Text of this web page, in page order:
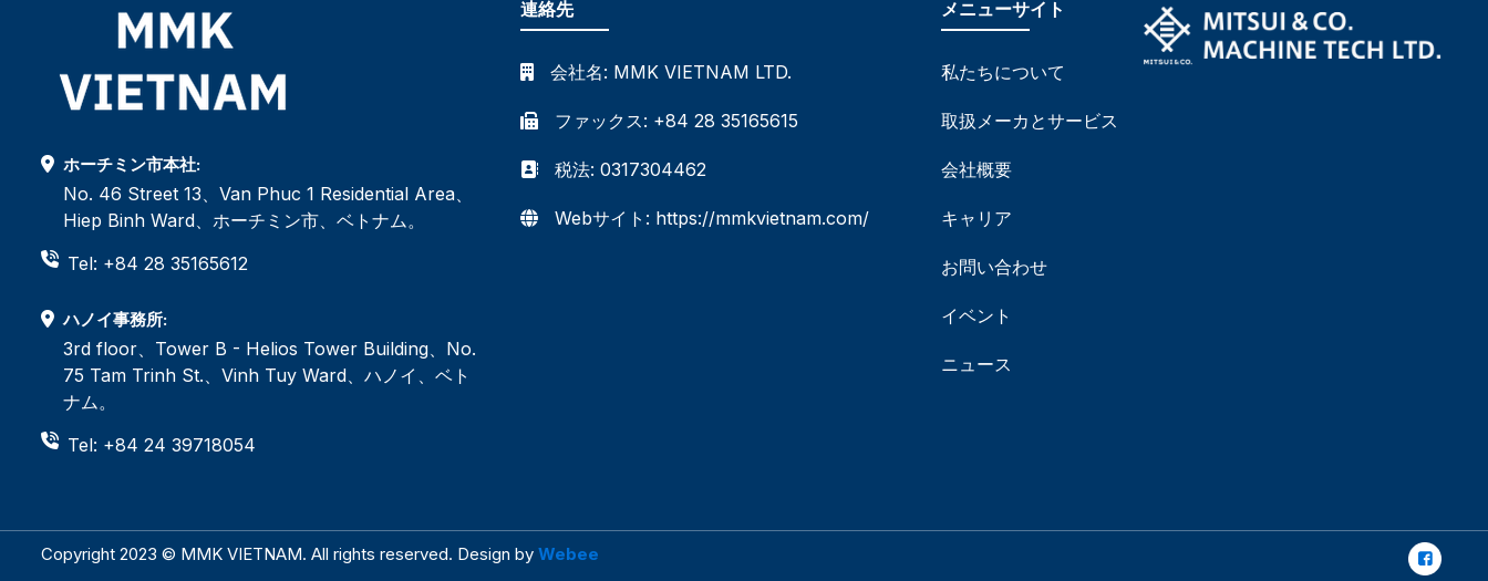
ホーチミン市本社:
No. 46 Street 13、Van Phuc 1 Residential Area、
Hiep Binh Ward、ホーチミン市、ベトナム。
Tel: +84 28 35165612
ハノイ事務所:
3rd floor、Tower B - Helios Tower Building、No.
75 Tam Trinh St.、Vinh Tuy Ward、ハノイ、ベト
ナム。
Tel: +84 24 39718054
連絡先
会社名: MMK VIETNAM LTD.
ファックス: +84 28 35165615
税法: 0317304462
Webサイト: https://mmkvietnam.com/
メニューサイト
私たちについて
取扱メーカとサービス
会社概要
キャリア
お問い合わせ
イベント
ニュース
Copyright 2023 © MMK VIETNAM. All rights reserved. Design by Webee